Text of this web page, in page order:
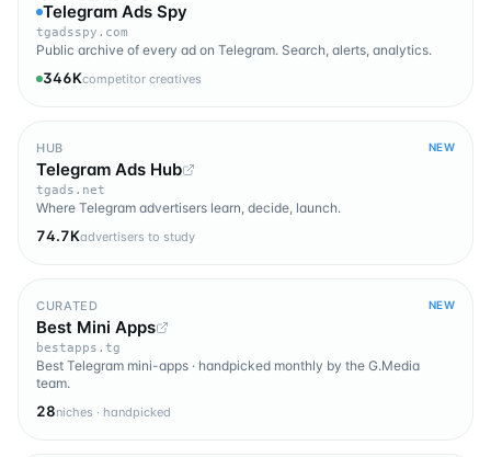
Telegram Ads Spy
tgadsspy.com
Public archive of every ad on Telegram. Search, alerts, analytics.
346Kcompetitor creatives
HUB NEW
Telegram Ads Hub
tgads.net
Where Telegram advertisers learn, decide, launch.
74.7Kadvertisers to study
CURATED NEW
Best Mini Apps
bestapps.tg
Best Telegram mini-apps · handpicked monthly by the G.Media
team.
28niches · handpicked